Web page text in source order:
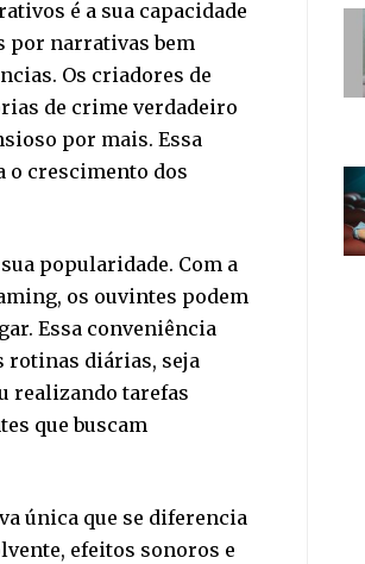
é a sua capacidade
por narrativas bem
Os criadores de
de crime verdadeiro
por mais. Essa
o crescimento dos
popularidade. Com a
os ouvintes podem
Essa conveniência
rotinas diárias, seja
realizando tarefas
que buscam
única que se diferencia
efeitos sonoros e